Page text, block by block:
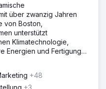
über zwanzig Jahren
von Boston,
unterstützt
Klimatechnologie,
Energien und Fertigung
+48
+3